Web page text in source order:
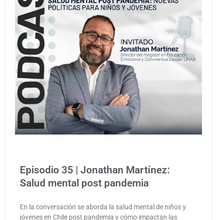
Episodio 35 | Jonathan Martínez:
Salud mental post pandemia
En la conversación se aborda la salud mental de niños y
jóvenes en Chile post pandemia y cómo impactan las